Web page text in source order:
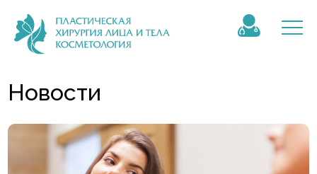
Новости